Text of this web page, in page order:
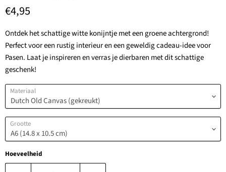
Huidige prijs
€4,95
Ontdek het schattige witte konijntje met een groene achtergrond!
Perfect voor een rustig interieur en een geweldig cadeau-idee voor
Pasen. Laat je inspireren en verras je dierbaren met dit schattige
geschenk!
Materiaal
Grootte
Hoeveelheid